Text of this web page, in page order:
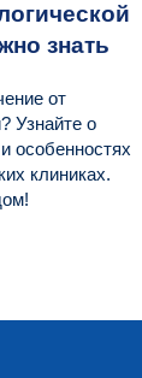
знать
от
Узнайте о
особенностях
клиниках.